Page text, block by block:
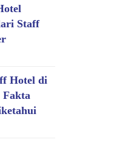
Staff
Hotel di
Fakta